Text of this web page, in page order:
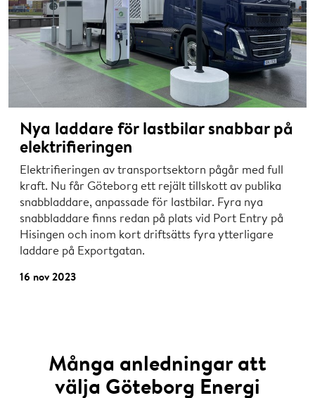
Nya laddare för lastbilar snabbar på
elektrifieringen
Elektrifieringen av transportsektorn pågår med full
kraft. Nu får Göteborg ett rejält tillskott av publika
snabbladdare, anpassade för lastbilar. Fyra nya
snabbladdare finns redan på plats vid Port Entry på
Hisingen och inom kort driftsätts fyra ytterligare
laddare på Exportgatan.
16 nov 2023
Många anledningar att
välja Göteborg Energi